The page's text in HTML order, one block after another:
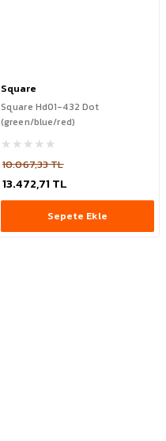
Square
Square Hd01-432 Dot
(green/blue/red)
10.067,33 TL
13.472,71 TL
Sepete Ekle